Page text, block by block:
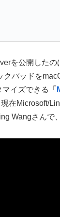
を公開したの
パッドを
イズできる
「
在Microsoft/
Wangさんで、